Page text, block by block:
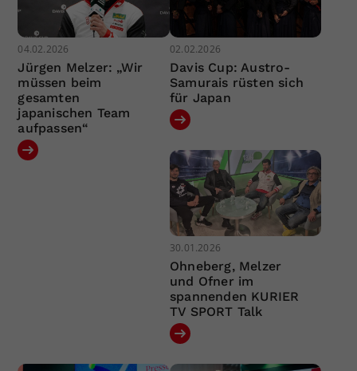
04.02.2026
Jürgen Melzer: „Wir
müssen beim
gesamten
japanischen Team
aufpassen“
02.02.2026
Davis Cup: Austro-
Samurais rüsten sich
für Japan
30.01.2026
Ohneberg, Melzer
und Ofner im
spannenden KURIER
TV SPORT Talk